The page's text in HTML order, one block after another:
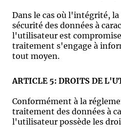
Dans le cas où l'intégrité,
sécurité des données à
l'utilisateur est
traitement s'engage à
tout moyen.
ARTICLE 5: DROITS DE
Conformément à la
traitement des données à
l'utilisateur possède les